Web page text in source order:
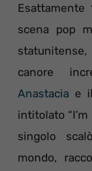
scena pop
canore
Anastacia e
intitolato
singolo
mondo,